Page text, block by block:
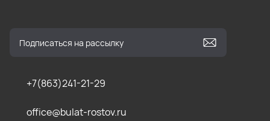
+7(863)241-21-29
office@bulat-rostov.ru